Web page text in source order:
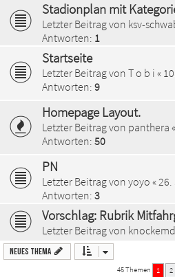
Stadionplan mit
Letzter Beitrag von ksv-
Antworten: 1
Startseite
Letzter Beitrag von T o b i «
Antworten: 9
Homepage Layout.
Letzter Beitrag von panthera «
Antworten: 50
PN
Letzter Beitrag von yoyo «26.
Antworten: 3
Vorschlag: Rubrik
Letzter Beitrag von
Neues Thema
45 Themen 1 2